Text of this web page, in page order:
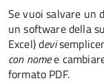
Se vuoi salvare un
un software della
Excel) devi
con nomee
formato PDF.